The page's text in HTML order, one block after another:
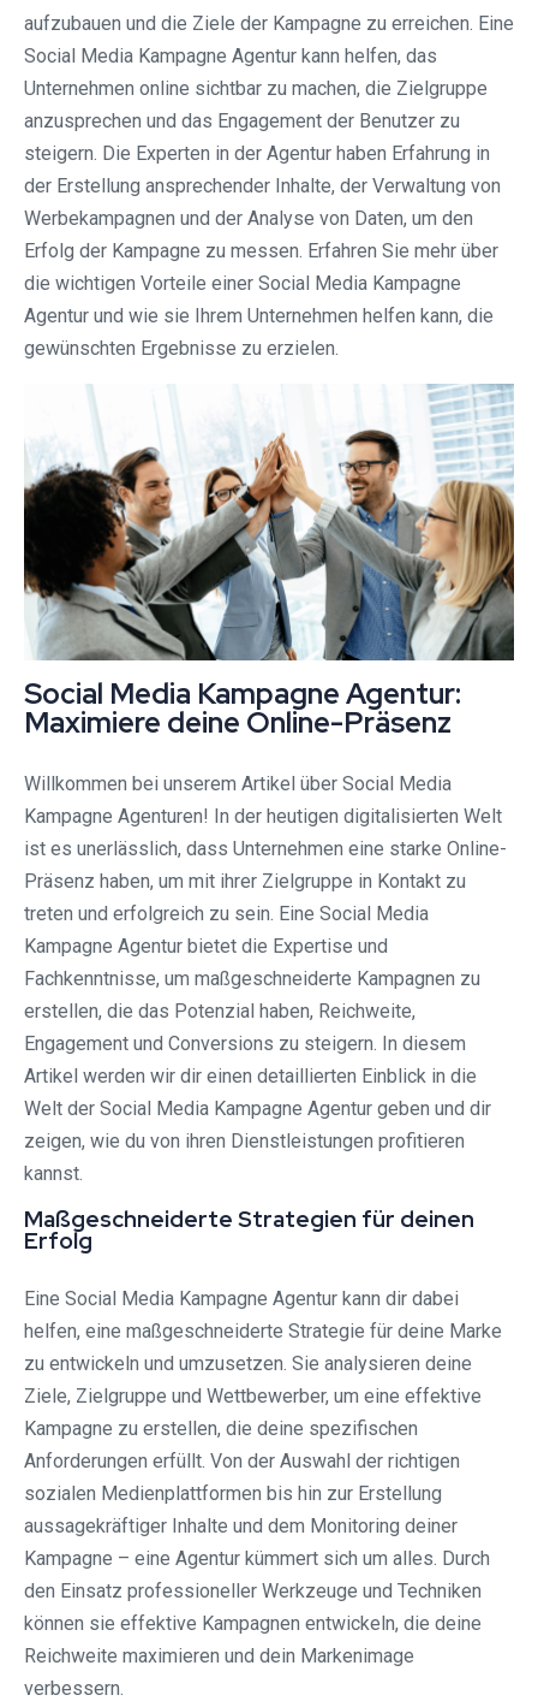
aufzubauen und die Ziele der Kampagne zu erreichen. Eine
Social Media Kampagne Agentur kann helfen, das
Unternehmen online sichtbar zu machen, die Zielgruppe
anzusprechen und das Engagement der Benutzer zu
steigern. Die Experten in der Agentur haben Erfahrung in
der Erstellung ansprechender Inhalte, der Verwaltung von
Werbekampagnen und der Analyse von Daten, um den
Erfolg der Kampagne zu messen. Erfahren Sie mehr über
die wichtigen Vorteile einer Social Media Kampagne
Agentur und wie sie Ihrem Unternehmen helfen kann, die
gewünschten Ergebnisse zu erzielen.
Social Media Kampagne Agentur:
Maximiere deine Online-Präsenz
Willkommen bei unserem Artikel über Social Media
Kampagne Agenturen! In der heutigen digitalisierten Welt
ist es unerlässlich, dass Unternehmen eine starke Online-
Präsenz haben, um mit ihrer Zielgruppe in Kontakt zu
treten und erfolgreich zu sein. Eine Social Media
Kampagne Agentur bietet die Expertise und
Fachkenntnisse, um maßgeschneiderte Kampagnen zu
erstellen, die das Potenzial haben, Reichweite,
Engagement und Conversions zu steigern. In diesem
Artikel werden wir dir einen detaillierten Einblick in die
Welt der Social Media Kampagne Agentur geben und dir
zeigen, wie du von ihren Dienstleistungen profitieren
kannst.
Maßgeschneiderte Strategien für deinen
Erfolg
Eine Social Media Kampagne Agentur kann dir dabei
helfen, eine maßgeschneiderte Strategie für deine Marke
zu entwickeln und umzusetzen. Sie analysieren deine
Ziele, Zielgruppe und Wettbewerber, um eine effektive
Kampagne zu erstellen, die deine spezifischen
Anforderungen erfüllt. Von der Auswahl der richtigen
sozialen Medienplattformen bis hin zur Erstellung
aussagekräftiger Inhalte und dem Monitoring deiner
Kampagne – eine Agentur kümmert sich um alles. Durch
den Einsatz professioneller Werkzeuge und Techniken
können sie effektive Kampagnen entwickeln, die deine
Reichweite maximieren und dein Markenimage
verbessern.